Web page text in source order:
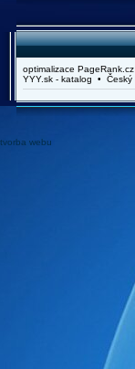
optimalizace
YYY.sk - katalog •
tvorba webu